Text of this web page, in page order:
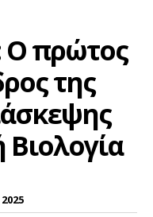
Ο πρώτος
της